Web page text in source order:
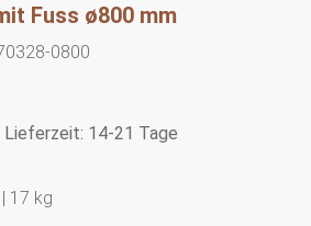
Fuss ø800 mm
0800
14-21 Tage
17 kg